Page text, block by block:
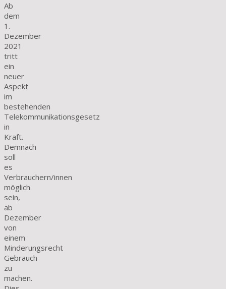
Ab
dem
1.
Dezember
2021
tritt
ein
neuer
Aspekt
im
bestehenden
Telekommunikationsgesetz
in
Kraft.
Demnach
soll
es
Verbrauchern/innen
möglich
sein,
ab
Dezember
von
einem
Minderungsrecht
Gebrauch
zu
machen.